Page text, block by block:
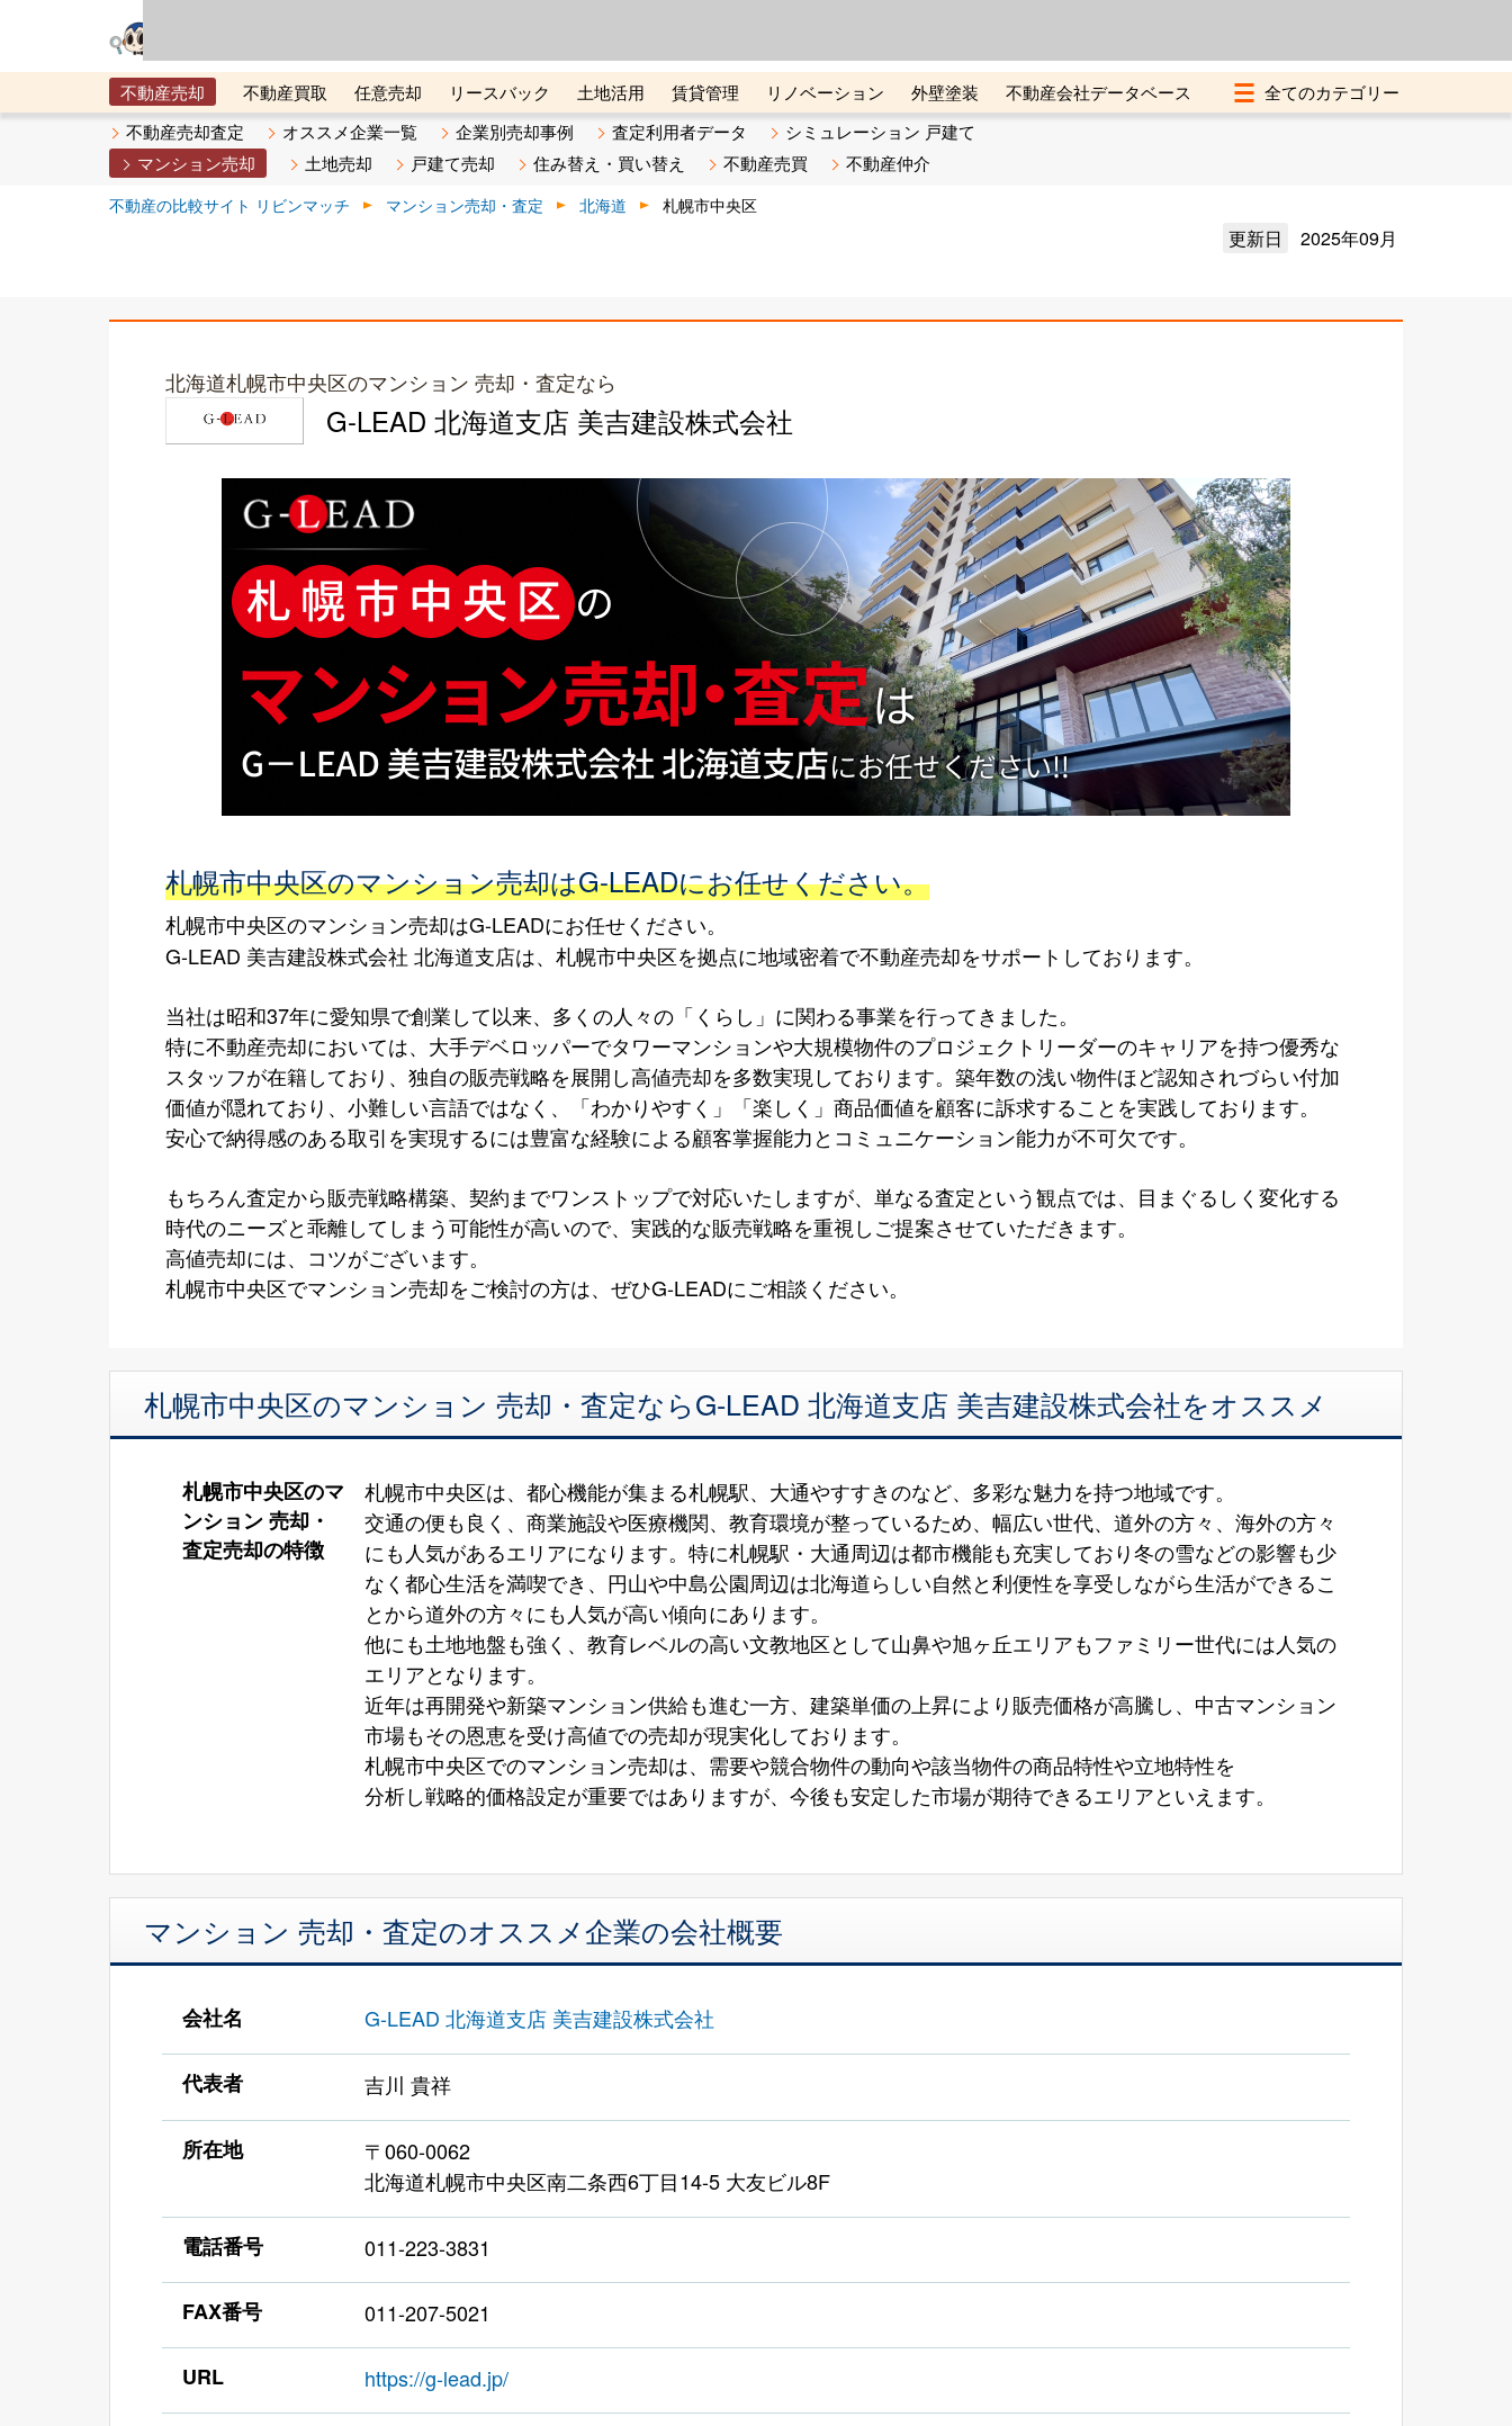
不動産売却 不動産買取 任意売却 リースバック 土地活用 賃貸管理 リノベーション 外壁塗装
不動産会社データベース
メタ住宅展示場
ベスト不動産カンパニー オンライン講座 リビンマガジンBiz 不動産売却ご相談デスク
不動産売却査定 オススメ企業一覧 企業別売却事例 査定利用者データ
シミュレーション 戸建て
マンション売却
土地売却 戸建て売却 住み替え・買い替え 不動産売買 不動産仲介
不動産の比較サイト リビンマッチ マンション売却・査定 北海道 札幌市中央区
更新日 2025年09月
北海道札幌市中央区のマンション 売却・査定なら
G-LEAD 北海道支店 美吉建設株式会社
札幌市中央区のマンション売却はG-LEADにお任せください。
札幌市中央区のマンション売却はG-LEADにお任せください。
G-LEAD 美吉建設株式会社 北海道支店は、札幌市中央区を拠点に地域密着で不動産売却をサポートしております。
当社は昭和37年に愛知県で創業して以来、多くの人々の「くらし」に関わる事業を行ってきました。
特に不動産売却においては、大手デベロッパーでタワーマンションや大規模物件のプロジェクトリーダーのキャリアを持つ優秀な
スタッフが在籍しており、独自の販売戦略を展開し高値売却を多数実現しております。築年数の浅い物件ほど認知されづらい付加
価値が隠れており、小難しい言語ではなく、「わかりやすく」「楽しく」商品価値を顧客に訴求することを実践しております。
安心で納得感のある取引を実現するには豊富な経験による顧客掌握能力とコミュニケーション能力が不可欠です。
もちろん査定から販売戦略構築、契約までワンストップで対応いたしますが、単なる査定という観点では、目まぐるしく変化する
時代のニーズと乖離してしまう可能性が高いので、実践的な販売戦略を重視しご提案させていただきます。
高値売却には、コツがございます。
札幌市中央区でマンション売却をご検討の方は、ぜひG-LEADにご相談ください。
札幌市中央区のマンション 売却・査定ならG-LEAD 北海道支店 美吉建設株式会社をオススメ
札幌市中央区のマ
ンション 売却・
査定売却の特徴
札幌市中央区は、都心機能が集まる札幌駅、大通やすすきのなど、多彩な魅力を持つ地域です。
交通の便も良く、商業施設や医療機関、教育環境が整っているため、幅広い世代、道外の方々、海外の方々
にも人気があるエリアになります。特に札幌駅・大通周辺は都市機能も充実しており冬の雪などの影響も少
なく都心生活を満喫でき、円山や中島公園周辺は北海道らしい自然と利便性を享受しながら生活ができるこ
とから道外の方々にも人気が高い傾向にあります。
他にも土地地盤も強く、教育レベルの高い文教地区として山鼻や旭ヶ丘エリアもファミリー世代には人気の
エリアとなります。
近年は再開発や新築マンション供給も進む一方、建築単価の上昇により販売価格が高騰し、中古マンション
市場もその恩恵を受け高値での売却が現実化しております。
札幌市中央区でのマンション売却は、需要や競合物件の動向や該当物件の商品特性や立地特性を
分析し戦略的価格設定が重要ではありますが、今後も安定した市場が期待できるエリアといえます。
マンション 売却・査定のオススメ企業の会社概要
会社名 G-LEAD 北海道支店 美吉建設株式会社
代表者 吉川 貴祥
所在地
〒060-0062
北海道札幌市中央区南二条西6丁目14-5 大友ビル8F
電話番号 011-223-3831
FAX番号 011-207-5021
URL https://g-lead.jp/